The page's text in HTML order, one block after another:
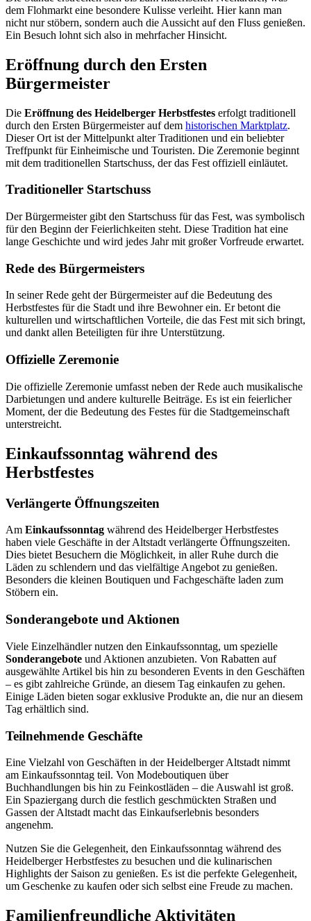
dem Flohmarkt eine besondere Kulisse verleiht. Hier kann man
nicht nur stöbern, sondern auch die Aussicht auf den Fluss genießen.
Ein Besuch lohnt sich also in mehrfacher Hinsicht.
Eröffnung durch den Ersten
Bürgermeister
Die Eröffnung des Heidelberger Herbstfestes erfolgt traditionell
durch den Ersten Bürgermeister auf dem historischen Marktplatz.
Dieser Ort ist der Mittelpunkt alter Traditionen und ein beliebter
Treffpunkt für Einheimische und Touristen. Die Zeremonie beginnt
mit dem traditionellen Startschuss, der das Fest offiziell einläutet.
Traditioneller Startschuss
Der Bürgermeister gibt den Startschuss für das Fest, was symbolisch
für den Beginn der Feierlichkeiten steht. Diese Tradition hat eine
lange Geschichte und wird jedes Jahr mit großer Vorfreude erwartet.
Rede des Bürgermeisters
In seiner Rede geht der Bürgermeister auf die Bedeutung des
Herbstfestes für die Stadt und ihre Bewohner ein. Er betont die
kulturellen und wirtschaftlichen Vorteile, die das Fest mit sich bringt,
und dankt allen Beteiligten für ihre Unterstützung.
Offizielle Zeremonie
Die offizielle Zeremonie umfasst neben der Rede auch musikalische
Darbietungen und andere kulturelle Beiträge. Es ist ein feierlicher
Moment, der die Bedeutung des Festes für die Stadtgemeinschaft
unterstreicht.
Einkaufssonntag während des
Herbstfestes
Verlängerte Öffnungszeiten
Am Einkaufssonntag während des Heidelberger Herbstfestes
haben viele Geschäfte in der Altstadt verlängerte Öffnungszeiten.
Dies bietet Besuchern die Möglichkeit, in aller Ruhe durch die
Läden zu schlendern und das vielfältige Angebot zu genießen.
Besonders die kleinen Boutiquen und Fachgeschäfte laden zum
Stöbern ein.
Sonderangebote und Aktionen
Viele Einzelhändler nutzen den Einkaufssonntag, um spezielle
Sonderangebote und Aktionen anzubieten. Von Rabatten auf
ausgewählte Artikel bis hin zu besonderen Events in den Geschäften
– es gibt zahlreiche Gründe, an diesem Tag einkaufen zu gehen.
Einige Läden bieten sogar exklusive Produkte an, die nur an diesem
Tag erhältlich sind.
Teilnehmende Geschäfte
Eine Vielzahl von Geschäften in der Heidelberger Altstadt nimmt
am Einkaufssonntag teil. Von Modeboutiquen über
Buchhandlungen bis hin zu Feinkostläden – die Auswahl ist groß.
Ein Spaziergang durch die festlich geschmückten Straßen und
Gassen der Altstadt macht das Einkaufserlebnis besonders
angenehm.
Nutzen Sie die Gelegenheit, den Einkaufssonntag während des
Heidelberger Herbstfestes zu besuchen und die kulinarischen
Highlights der Saison zu genießen. Es ist die perfekte Gelegenheit,
um Geschenke zu kaufen oder sich selbst eine Freude zu machen.
Familienfreundliche Aktivitäten